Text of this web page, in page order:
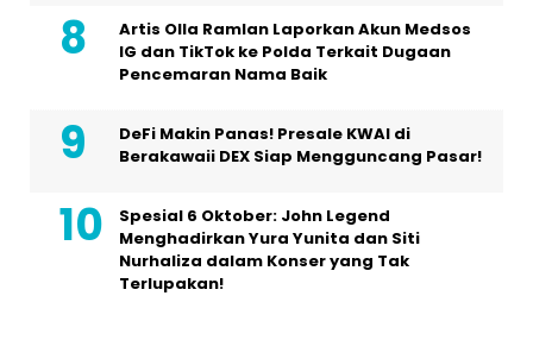
Artis Olla Ramlan Laporkan Akun Medsos
IG dan TikTok ke Polda Terkait Dugaan
Pencemaran Nama Baik
DeFi Makin Panas! Presale KWAI di
Berakawaii DEX Siap Mengguncang Pasar!
Spesial 6 Oktober: John Legend
Menghadirkan Yura Yunita dan Siti
Nurhaliza dalam Konser yang Tak
Terlupakan!